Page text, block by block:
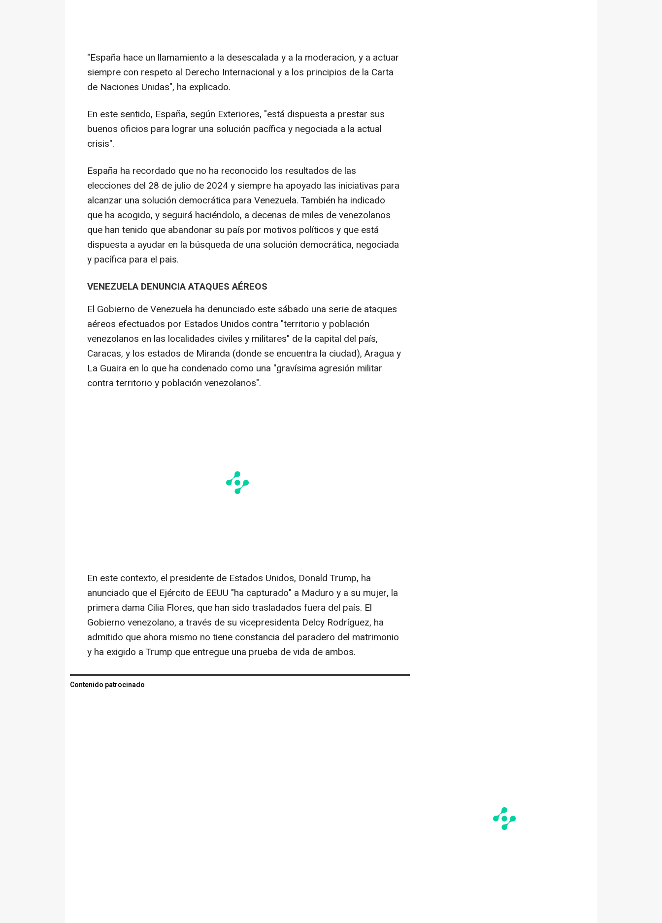
"España hace un llamamiento a la desescalada y a la moderacion, y a actuar
siempre con respeto al Derecho Internacional y a los principios de la Carta
de Naciones Unidas", ha explicado.
En este sentido, España, según Exteriores, "está dispuesta a prestar sus
buenos oficios para lograr una solución pacífica y negociada a la actual
crisis".
España ha recordado que no ha reconocido los resultados de las
elecciones del 28 de julio de 2024 y siempre ha apoyado las iniciativas para
alcanzar una solución democrática para Venezuela. También ha indicado
que ha acogido, y seguirá haciéndolo, a decenas de miles de venezolanos
que han tenido que abandonar su país por motivos políticos y que está
dispuesta a ayudar en la búsqueda de una solución democrática, negociada
y pacífica para el pais.
VENEZUELA DENUNCIA ATAQUES AÉREOS
El Gobierno de Venezuela ha denunciado este sábado una serie de ataques
aéreos efectuados por Estados Unidos contra "territorio y población
venezolanos en las localidades civiles y militares" de la capital del país,
Caracas, y los estados de Miranda (donde se encuentra la ciudad), Aragua y
La Guaira en lo que ha condenado como una "gravísima agresión militar
contra territorio y población venezolanos".
En este contexto, el presidente de Estados Unidos, Donald Trump, ha
anunciado que el Ejército de EEUU "ha capturado" a Maduro y a su mujer, la
primera dama Cilia Flores, que han sido trasladados fuera del país. El
Gobierno venezolano, a través de su vicepresidenta Delcy Rodríguez, ha
admitido que ahora mismo no tiene constancia del paradero del matrimonio
y ha exigido a Trump que entregue una prueba de vida de ambos.
Contenido patrocinado